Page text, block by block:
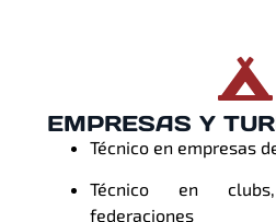
EMPRESAS Y
Técnico en empresas
Técnico en
federaciones